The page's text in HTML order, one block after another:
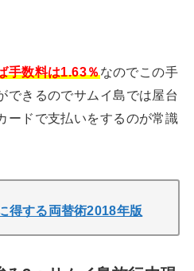
手数料は1.63％ なのでこの手
できるのでサムイ島では屋台
ードで支払いをするのが常識
得する両替術2018年版